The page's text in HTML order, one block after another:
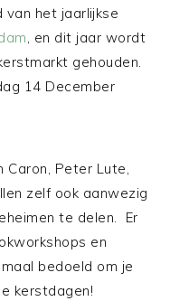
van het jaarlijkse
, en dit jaar wordt
gehouden.
14 December
Caron, Peter Lute,
zelf ook aanwezig
te delen. Er
en
bedoeld om je
kerstdagen!